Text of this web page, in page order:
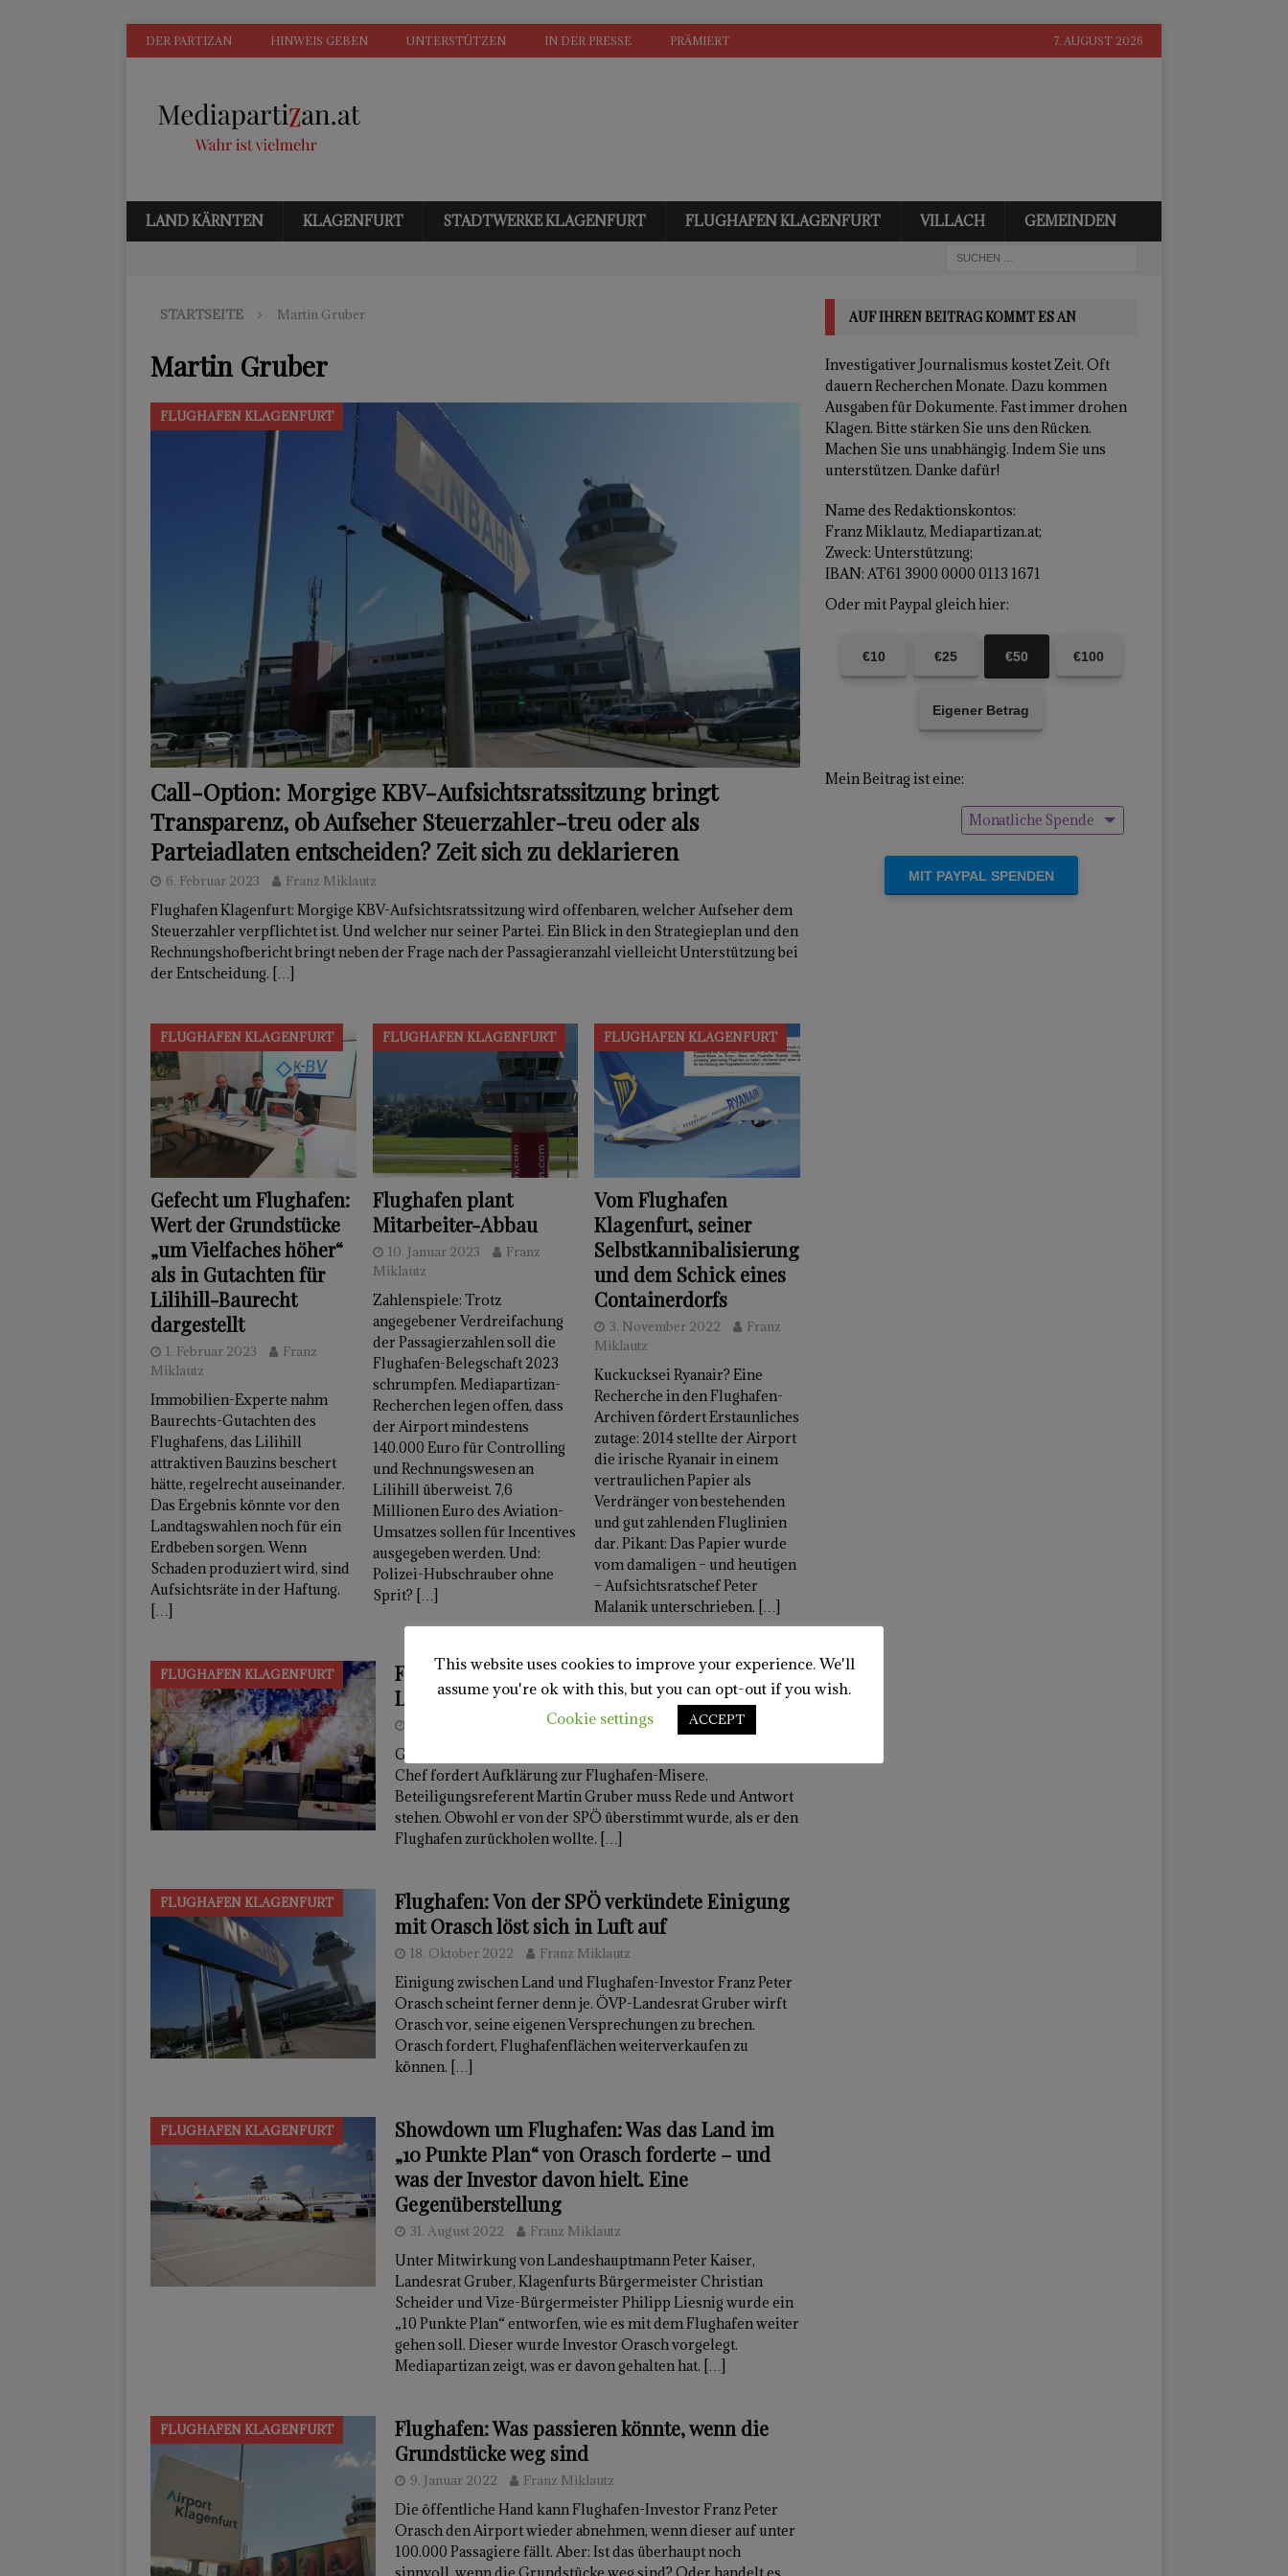
DER PARTIZAN HINWEIS GEBEN UNTERSTÜTZEN IN DER PRESSE PRÄMIERT 7. AUGUST 2026
LAND KÄRNTEN KLAGENFURT STADTWERKE KLAGENFURT FLUGHAFEN KLAGENFURT VILLACH GEMEINDEN
STARTSEITE Martin Gruber
Martin Gruber
FLUGHAFEN KLAGENFURT
Call-Option: Morgige KBV-Aufsichtsratssitzung bringt
Transparenz, ob Aufseher Steuerzahler-treu oder als
Parteiadlaten entscheiden? Zeit sich zu deklarieren
6. Februar 2023 Franz Miklautz
Flughafen Klagenfurt: Morgige KBV-Aufsichtsratssitzung wird offenbaren, welcher Aufseher dem
Steuerzahler verpflichtet ist. Und welcher nur seiner Partei. Ein Blick in den Strategieplan und den
Rechnungshofbericht bringt neben der Frage nach der Passagieranzahl vielleicht Unterstützung bei
der Entscheidung. […]
FLUGHAFEN KLAGENFURT
Gefecht um Flughafen:
Wert der Grundstücke
„um Vielfaches höher“
als in Gutachten für
Lilihill-Baurecht
dargestellt
1. Februar 2023
Franz
Miklautz
Immobilien-Experte nahm
Baurechts-Gutachten des
Flughafens, das Lilihill
attraktiven Bauzins beschert
hätte, regelrecht auseinander.
Das Ergebnis könnte vor den
Landtagswahlen noch für ein
Erdbeben sorgen. Wenn
Schaden produziert wird, sind
Aufsichtsräte in der Haftung.
[…]
FLUGHAFEN KLAGENFURT
Flughafen plant
Mitarbeiter-Abbau
10. Januar 2023
Franz
Miklautz
Zahlenspiele: Trotz
angegebener Verdreifachung
der Passagierzahlen soll die
Flughafen-Belegschaft 2023
schrumpfen. Mediapartizan-
Recherchen legen offen, dass
der Airport mindestens
140.000 Euro für Controlling
und Rechnungswesen an
Lilihill überweist. 7,6
Millionen Euro des Aviation-
Umsatzes sollen für Incentives
ausgegeben werden. Und:
Polizei-Hubschrauber ohne
Sprit? […]
FLUGHAFEN KLAGENFURT
Vom Flughafen
Klagenfurt, seiner
Selbstkannibalisierung
und dem Schick eines
Containerdorfs
3. November 2022
Franz
Miklautz
Kuckucksei Ryanair? Eine
Recherche in den Flughafen-
Archiven fördert Erstaunliches
zutage: 2014 stellte der Airport
die irische Ryanair in einem
vertraulichen Papier als
Verdränger von bestehenden
und gut zahlenden Fluglinien
dar. Pikant: Das Papier wurde
vom damaligen – und heutigen
– Aufsichtsratschef Peter
Malanik unterschrieben. […]
FLUGHAFEN KLAGENFURT
Flughafen-Debakel landet im Kärntner
Landtag
Franz Miklautz
Gerhard Köfer will morgen Antworten: Der Team-Kärnten-
Chef fordert Aufklärung zur Flughafen-Misere.
Beteiligungsreferent Martin Gruber muss Rede und Antwort
stehen. Obwohl er von der SPÖ überstimmt wurde, als er den
Flughafen zurückholen wollte. […]
FLUGHAFEN KLAGENFURT
Flughafen: Von der SPÖ verkündete Einigung
mit Orasch löst sich in Luft auf
18. Oktober 2022 Franz Miklautz
Einigung zwischen Land und Flughafen-Investor Franz Peter
Orasch scheint ferner denn je. ÖVP-Landesrat Gruber wirft
Orasch vor, seine eigenen Versprechungen zu brechen.
Orasch fordert, Flughafenflächen weiterverkaufen zu
können. […]
FLUGHAFEN KLAGENFURT
Showdown um Flughafen: Was das Land im
„10 Punkte Plan“ von Orasch forderte – und
was der Investor davon hielt. Eine
Gegenüberstellung
31. August 2022 Franz Miklautz
Unter Mitwirkung von Landeshauptmann Peter Kaiser,
Landesrat Gruber, Klagenfurts Bürgermeister Christian
Scheider und Vize-Bürgermeister Philipp Liesnig wurde ein
„10 Punkte Plan“ entworfen, wie es mit dem Flughafen weiter
gehen soll. Dieser wurde Investor Orasch vorgelegt.
Mediapartizan zeigt, was er davon gehalten hat. […]
FLUGHAFEN KLAGENFURT
Flughafen: Was passieren könnte, wenn die
Grundstücke weg sind
9. Januar 2022 Franz Miklautz
Die öffentliche Hand kann Flughafen-Investor Franz Peter
Orasch den Airport wieder abnehmen, wenn dieser auf unter
100.000 Passagiere fällt. Aber: Ist das überhaupt noch
AUF IHREN BEITRAG KOMMT ES AN
Investigativer Journalismus kostet Zeit. Oft
dauern Recherchen Monate. Dazu kommen
Ausgaben für Dokumente. Fast immer drohen
Klagen. Bitte stärken Sie uns den Rücken.
Machen Sie uns unabhängig. Indem Sie uns
unterstützen. Danke dafür!
Name des Redaktionskontos:
Franz Miklautz, Mediapartizan.at;
Zweck: Unterstützung;
IBAN: AT61 3900 0000 0113 1671
Oder mit Paypal gleich hier:
€10 €25 €50 €100
Eigener Betrag
Mein Beitrag ist eine:
Monatliche Spende
This website uses cookies to improve your experience. We'll
assume you're ok with this, but you can opt-out if you wish.
Cookie settings
ACCEPT